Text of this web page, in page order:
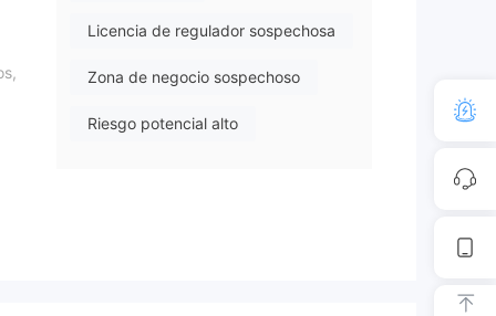
Licencia de regulador sospechosa
Zona de negocio sospechoso
Riesgo potencial alto